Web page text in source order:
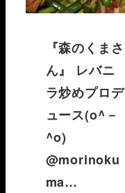
『森のくまさ
ん』 レバニ
ラ炒めプロデ
ュース(o^－
^o)
@morinoku
ma…